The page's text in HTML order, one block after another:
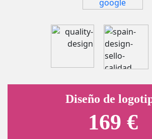
Diseño de
169 €